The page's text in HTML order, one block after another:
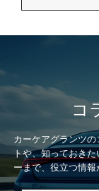
コ
カーケアグランツ
トや、知っておき
ーまで、役立つ情